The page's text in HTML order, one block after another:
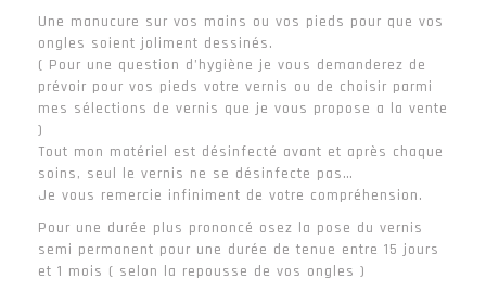
Une manucure sur vos mains ou vos pieds pour que vos
ongles soient joliment dessinés.
( Pour une question d’hygiène je vous demanderez de
prévoir pour vos pieds votre vernis ou de choisir parmi
mes sélections de vernis que je vous propose a la vente
)
Tout mon matériel est désinfecté avant et après chaque
soins, seul le vernis ne se désinfecte pas…
Je vous remercie infiniment de votre compréhension.
Pour une durée plus prononcé osez la pose du vernis
semi permanent pour une durée de tenue entre 15 jours
et 1 mois ( selon la repousse de vos ongles )